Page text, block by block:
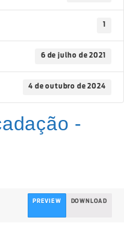
1
6 de julho de 2021
4 de outubro de 2024
-
PREVIEW DOWNLOAD